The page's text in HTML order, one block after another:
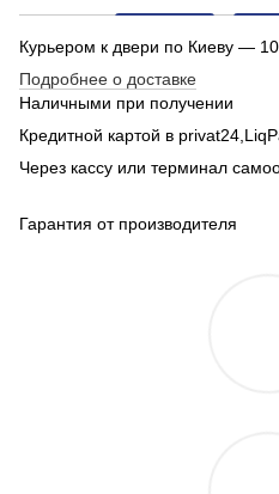
Курьером к двери по Киеву —
Подробнее о доставке
Наличными при получении
Кредитной картой в
Через кассу или терминал
Гарантия от производителя